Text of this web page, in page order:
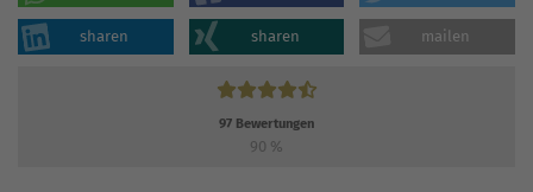
sharen sharen mailen
97 Bewertungen
90 %